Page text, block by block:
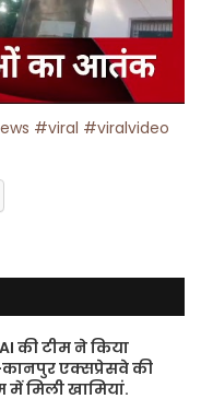
#viral #viralvideo
की टीम ने किया
एक्सप्रेसवे की
में मिली खामियां.